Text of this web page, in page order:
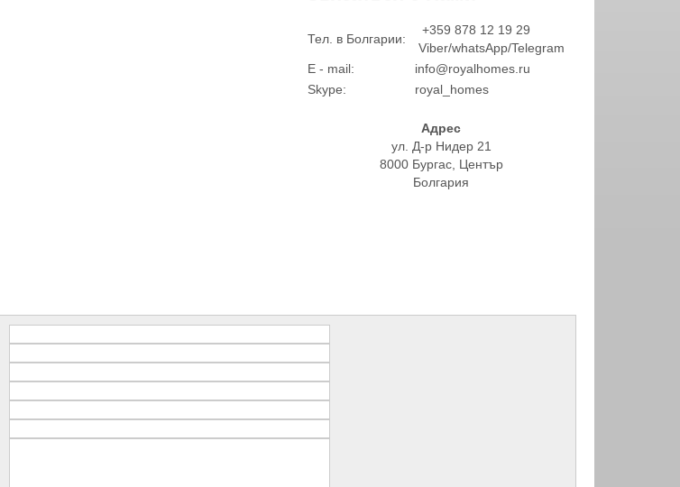
Тел. в Болгарии:
+359 878 12 19 29
Viber/whatsApp/Telegram
E - mail:
info@royalhomes.ru
Skype:
royal_homes
Адрес
ул. Д-р Нидер 21
8000 Бургас, Център
Болгария